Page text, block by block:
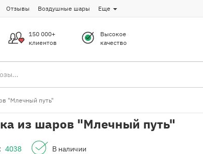
Отзывы Воздушные шары Еще
150 000+
клиентов
Высокое
качество
"Млечный путь"
из шаров "Млечный путь"
4038 В наличии